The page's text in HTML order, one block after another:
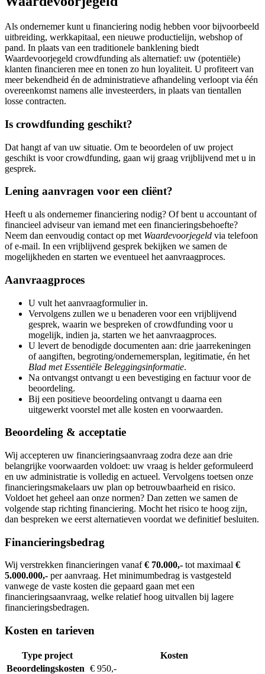
Als ondernemer kunt u financiering nodig hebben voor bijvoorbeeld
uitbreiding, werkkapitaal, een nieuwe productielijn, webshop of
pand. In plaats van een traditionele banklening biedt
Waardevoorjegeld crowdfunding als alternatief: uw (potentiële)
klanten financieren mee en tonen zo hun loyaliteit. U profiteert van
meer bekendheid én de administratieve afhandeling verloopt via één
overeenkomst namens alle investeerders, in plaats van tientallen
losse contracten.
Is crowdfunding geschikt?
Dat hangt af van uw situatie. Om te beoordelen of uw project
geschikt is voor crowdfunding, gaan wij graag vrijblijvend met u in
gesprek.
Lening aanvragen voor een cliënt?
Heeft u als ondernemer financiering nodig? Of bent u accountant of
financieel adviseur van iemand met een financieringsbehoefte?
Neem dan eenvoudig contact op met Waardevoorjegeld via telefoon
of e‑mail. In een vrijblijvend gesprek bekijken we samen de
mogelijkheden en starten we eventueel het aanvraagproces.
Aanvraagproces
U vult het aanvraagformulier in.
Vervolgens zullen we u benaderen voor een vrijblijvend
gesprek, waarin we bespreken of crowdfunding voor u
mogelijk, indien ja, starten we het aanvraagproces.
U levert de benodigde documenten aan: drie jaarrekeningen
of aangiften, begroting/ondernemersplan, legitimatie, én het
Blad met Essentiële Beleggingsinformatie.
Na ontvangst ontvangt u een bevestiging en factuur voor de
beoordeling.
Bij een positieve beoordeling ontvangt u daarna een
uitgewerkt voorstel met alle kosten en voorwaarden.
Beoordeling & acceptatie
Wij accepteren uw financieringsaanvraag zodra deze aan drie
belangrijke voorwaarden voldoet: uw vraag is helder geformuleerd
en uw administratie is volledig en actueel. Vervolgens toetsen onze
financieringsmakelaars uw plan op betrouwbaarheid en risico.
Voldoet het geheel aan onze normen? Dan zetten we samen de
volgende stap richting financiering. Mocht het risico te hoog zijn,
dan bespreken we eerst alternatieven voordat we definitief besluiten.
Financieringsbedrag
Wij verstrekken financieringen vanaf€ 70.000,- tot maximaal €
5.000.000,- per aanvraag. Het minimumbedrag is vastgesteld
vanwege de vaste kosten die gepaard gaan met een
financieringsaanvraag, welke relatief hoog uitvallen bij lagere
financieringsbedragen.
Kosten en tarieven
Type project
Kosten
Beoordelingskosten € 950,-